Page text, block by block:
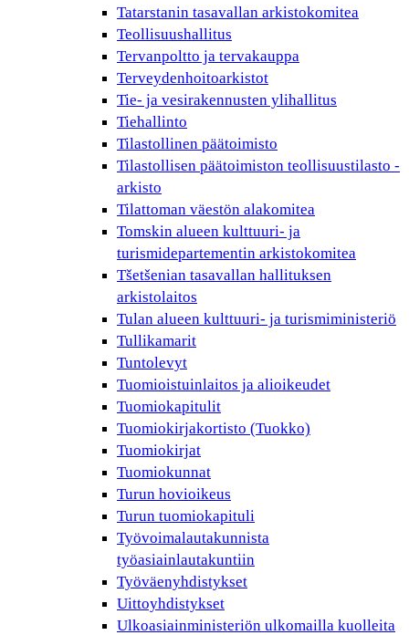
Tatarstanin tasavallan arkistokomitea
Teollisuushallitus
Tervanpoltto ja tervakauppa
Terveydenhoitoarkistot
Tie- ja vesirakennusten ylihallitus
Tiehallinto
Tilastollinen päätoimisto
Tilastollisen päätoimiston teollisuustilasto -
arkisto
Tilattoman väestön alakomitea
Tomskin alueen kulttuuri- ja
turismidepartementin arkistokomitea
Tšetšenian tasavallan hallituksen
arkistolaitos
Tulan alueen kulttuuri- ja turismiministeriö
Tullikamarit
Tuntolevyt
Tuomioistuinlaitos ja alioikeudet
Tuomiokapitulit
Tuomiokirjakortisto (Tuokko)
Tuomiokirjat
Tuomiokunnat
Turun hovioikeus
Turun tuomiokapituli
Työvoimalautakunnista
työasiainlautakuntiin
Työväenyhdistykset
Uittoyhdistykset
Ulkoasiainministeriön ulkomailla kuolleita